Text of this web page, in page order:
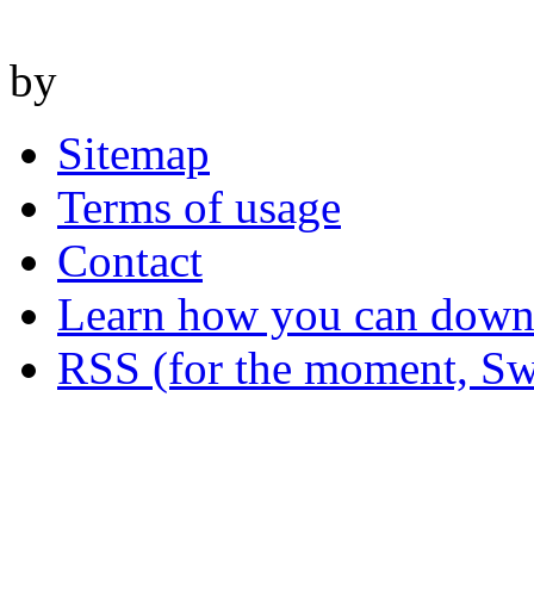
by
Sitemap
Terms of usage
Contact
Learn how you can
RSS (for the moment,